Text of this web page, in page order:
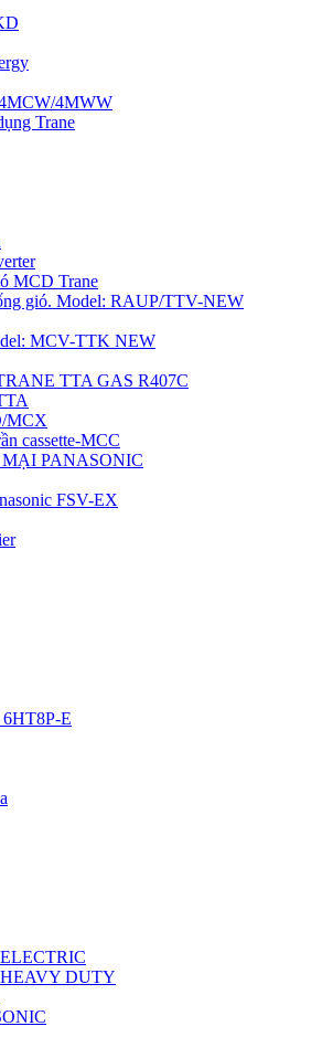
4MWW
Trane
MCD Trane
gió. Model: RAUP/TTV-NEW
MCV-TTK NEW
TTA GAS R407C
MCX
cassette-MCC
PANASONIC
FSV-EX
E
DUTY